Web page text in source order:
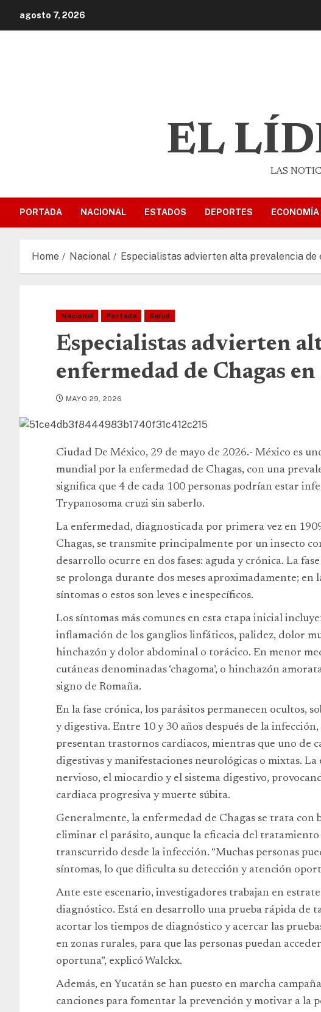
agosto 7, 2026
EL
LAS
PORTADA NACIONAL ESTADOS DEPORTES ECONOMÍA
Home Nacional Especialistas advierten alta prevalencia de
Nacional Portada Salud
Especialistas advierten
enfermedad de Chagas
MAYO 29, 2026
Ciudad De México, 29 de mayo de 2026.- México es
mundial por la enfermedad de Chagas, con una
significa que 4 de cada 100 personas podrían estar
Trypanosoma cruzi sin saberlo.
La enfermedad, diagnosticada por primera vez en
Chagas, se transmite principalmente por un insecto
desarrollo ocurre en dos fases: aguda y crónica. La
se prolonga durante dos meses aproximadamente; en
síntomas o estos son leves e inespecíficos.
Los síntomas más comunes en esta etapa inicial
inflamación de los ganglios linfáticos, palidez, dolor
hinchazón y dolor abdominal o torácico. En menor
cutáneas denominadas ‘chagoma’, o hinchazón
signo de Romaña.
En la fase crónica, los parásitos permanecen ocultos,
y digestiva. Entre 10 y 30 años después de la
presentan trastornos cardiacos, mientras que uno de
digestivas y manifestaciones neurológicas o mixtas.
nervioso, el miocardio y el sistema digestivo,
cardiaca progresiva y muerte súbita.
Generalmente, la enfermedad de Chagas se trata
eliminar el parásito, aunque la eficacia del
transcurrido desde la infección. “Muchas personas
síntomas, lo que dificulta su detección y atención
Ante este escenario, investigadores trabajan en
diagnóstico. Está en desarrollo una prueba rápida de
acortar los tiempos de diagnóstico y acercar las
en zonas rurales, para que las personas puedan
oportuna”, explicó Walckx.
Además, en Yucatán se han puesto en marcha
canciones para fomentar la prevención y motivar a la